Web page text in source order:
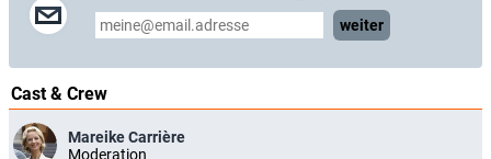
weiter
Cast & Crew
Mareike Carrière
Moderation